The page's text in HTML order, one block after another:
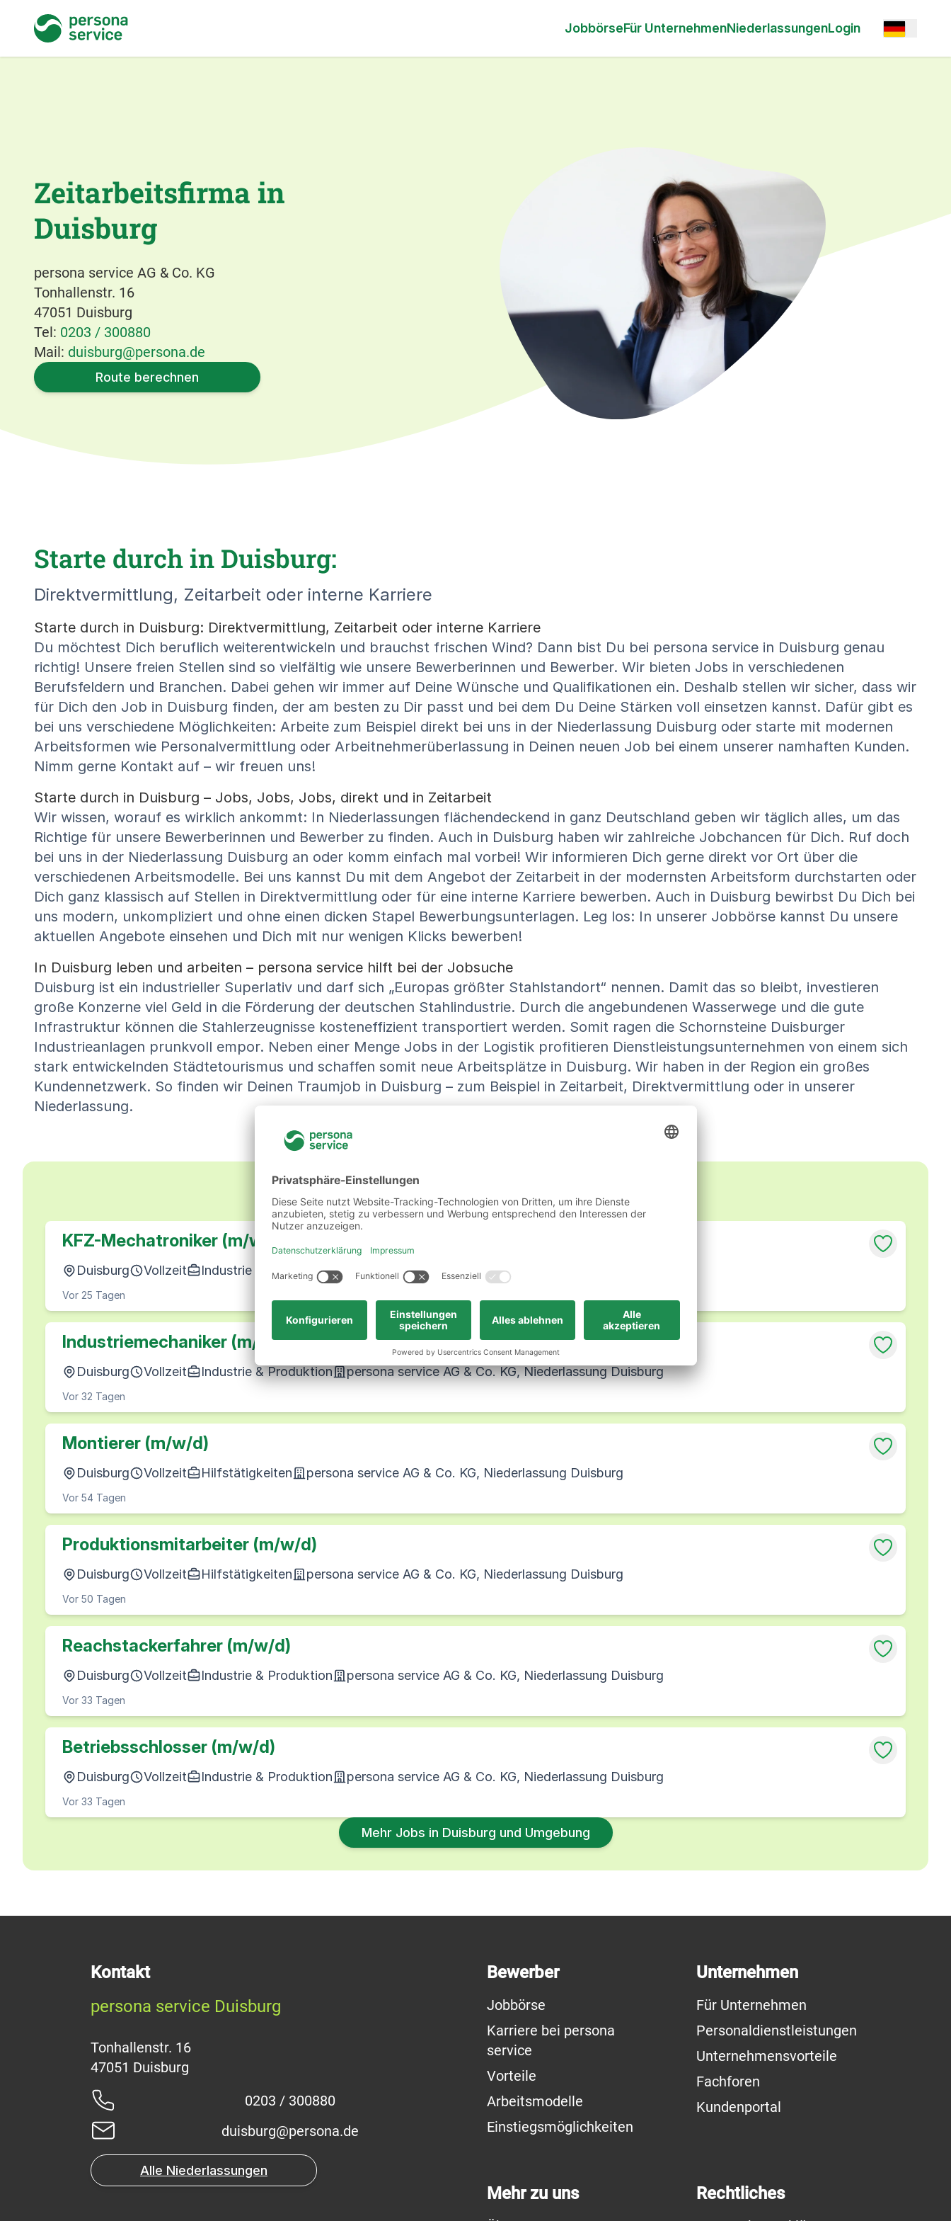
persona service JobbörseFür UnternehmenNiederlassungenLogin Open
Zeitarbeitsfirma in
Duisburg
persona service AG & Co. KG
Tonhallenstr. 16
47051 Duisburg
Tel: 0203 / 300880
Mail: duisburg@persona.de
Route berechnen
Starte durch in Duisburg:
Direktvermittlung, Zeitarbeit oder interne Karriere
Starte durch in Duisburg: Direktvermittlung, Zeitarbeit oder interne Karriere
Du möchtest Dich beruflich weiterentwickeln und brauchst frischen Wind? Dann bist Du bei persona service in Duisburg genau
richtig! Unsere freien Stellen sind so vielfältig wie unsere Bewerberinnen und Bewerber. Wir bieten Jobs in verschiedenen
Berufsfeldern und Branchen. Dabei gehen wir immer auf Deine Wünsche und Qualifikationen ein. Deshalb stellen wir sicher, dass wir
für Dich den Job in Duisburg finden, der am besten zu Dir passt und bei dem Du Deine Stärken voll einsetzen kannst. Dafür gibt es
bei uns verschiedene Möglichkeiten: Arbeite zum Beispiel direkt bei uns in der Niederlassung Duisburg oder starte mit modernen
Arbeitsformen wie Personalvermittlung oder Arbeitnehmerüberlassung in Deinen neuen Job bei einem unserer namhaften Kunden.
Nimm gerne Kontakt auf – wir freuen uns!
Starte durch in Duisburg – Jobs, Jobs, Jobs, direkt und in Zeitarbeit
Wir wissen, worauf es wirklich ankommt: In Niederlassungen flächendeckend in ganz Deutschland geben wir täglich alles, um das
Richtige für unsere Bewerberinnen und Bewerber zu finden. Auch in Duisburg haben wir zahlreiche Jobchancen für Dich. Ruf doch
bei uns in der Niederlassung Duisburg an oder komm einfach mal vorbei! Wir informieren Dich gerne direkt vor Ort über die
verschiedenen Arbeitsmodelle. Bei uns kannst Du mit dem Angebot der Zeitarbeit in der modernsten Arbeitsform durchstarten oder
Dich ganz klassisch auf Stellen in Direktvermittlung oder für eine interne Karriere bewerben. Auch in Duisburg bewirbst Du Dich bei
uns modern, unkompliziert und ohne einen dicken Stapel Bewerbungsunterlagen. Leg los: In unserer Jobbörse kannst Du unsere
aktuellen Angebote einsehen und Dich mit nur wenigen Klicks bewerben!
In Duisburg leben und arbeiten – persona service hilft bei der Jobsuche
Duisburg ist ein industrieller Superlativ und darf sich „Europas größter Stahlstandort“ nennen. Damit das so bleibt, investieren
große Konzerne viel Geld in die Förderung der deutschen Stahlindustrie. Durch die angebundenen Wasserwege und die gute
Infrastruktur können die Stahlerzeugnisse kosteneffizient transportiert werden. Somit ragen die Schornsteine Duisburger
Industrieanlagen prunkvoll empor. Neben einer Menge Jobs in der Logistik profitieren Dienstleistungsunternehmen von einem sich
stark entwickelnden Städtetourismus und schaffen somit neue Arbeitsplätze in Duisburg. Wir haben in der Region ein großes
Kundennetzwerk. So finden wir Deinen Traumjob in Duisburg – zum Beispiel in Zeitarbeit, Direktvermittlung oder in unserer
Niederlassung.
Unsere Jobs in Duisburg und Umgebung
KFZ-Mechatroniker (m/w/d)
Duisburg Vollzeit Industrie & Produktion persona service AG & Co. KG, Niederlassung Duisburg
Vor 25 Tagen
Industriemechaniker (m/w/d)
Duisburg Vollzeit Industrie & Produktion persona service AG & Co. KG, Niederlassung Duisburg
Vor 32 Tagen
Montierer (m/w/d)
Duisburg Vollzeit Hilfstätigkeiten persona service AG & Co. KG, Niederlassung Duisburg
Vor 54 Tagen
Produktionsmitarbeiter (m/w/d)
Duisburg Vollzeit Hilfstätigkeiten persona service AG & Co. KG, Niederlassung Duisburg
Vor 50 Tagen
Reachstackerfahrer (m/w/d)
Duisburg Vollzeit Industrie & Produktion persona service AG & Co. KG, Niederlassung Duisburg
Vor 33 Tagen
Betriebsschlosser (m/w/d)
Duisburg Vollzeit Industrie & Produktion persona service AG & Co. KG, Niederlassung Duisburg
Vor 33 Tagen
Mehr Jobs in Duisburg und Umgebung
Kontakt
persona service Duisburg
Tonhallenstr. 16
0203 / 300880
duisburg@persona.de
Alle Niederlassungen
Bewerber
Jobbörse
Karriere bei persona
service
Vorteile
Arbeitsmodelle
Einstiegsmöglichkeiten
Unternehmen
Für Unternehmen
Personaldienstleistungen
Unternehmensvorteile
Fachforen
Kundenportal
Mehr zu uns Rechtliches